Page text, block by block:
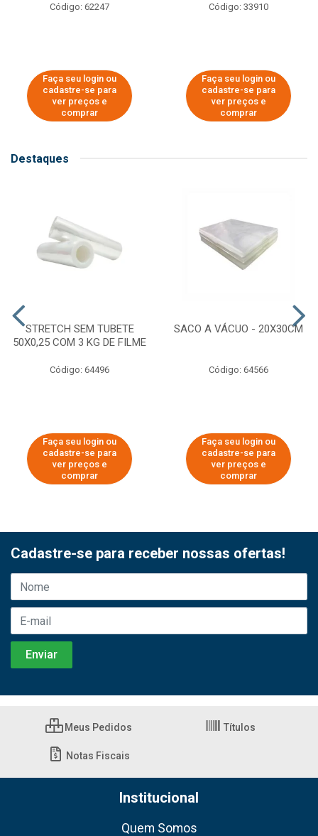
Código: 62247
Faça seu login ou
cadastre-se para
ver preços e
comprar
Código: 33910
Faça seu login ou
cadastre-se para
ver preços e
comprar
Destaques
STRETCH SEM TUBETE
50X0,25 COM 3 KG DE FILME
Código: 64496
Faça seu login ou
cadastre-se para
ver preços e
comprar
SACO A VÁCUO - 20X30CM
Código: 64566
Faça seu login ou
cadastre-se para
ver preços e
comprar
Cadastre-se para receber nossas ofertas!
Meus Pedidos Títulos
Notas Fiscais
Institucional
Quem Somos